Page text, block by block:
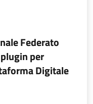
Federato
per
Digitale